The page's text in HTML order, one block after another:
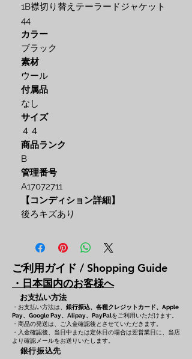
1B襟切り替えテーラードジャケット
44
カラー
ブラック
素材
ウール
付属品
なし
サイズ
４４
商品ランク
B
管理番号
A17072711
【コンディション詳細】
後ろキズあり
ご利用ガイド / Shopping Guide
・日本国内のお客様へ
お支払い方法
・お支払い方法は、 銀行振込、各種クレジットカード、 Apple
Pay、Google Pay、Alipay、PayPalをご利用いただけます。
・商品の発送は、ご入金確認後とさせていただきます。
・入金確認後、当日中または定休日の場合は翌営業日に、当店
より確認メールをお送りいたします。
銀行振込先